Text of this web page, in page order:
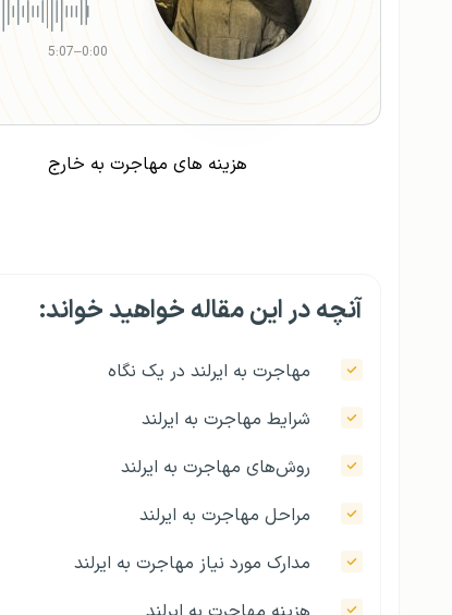
0:00
–
5:07
هزینه های مهاجرت به خارج
آنچه در این مقاله خواهید خواند:
مهاجرت به ایرلند در یک نگاه
شرایط مهاجرت به ایرلند
روش‌های مهاجرت به ایرلند
مراحل مهاجرت به ایرلند
مدارک مورد نیاز مهاجرت به ایرلند